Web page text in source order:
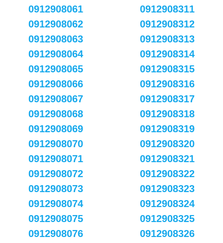
0912908061
0912908062
0912908063
0912908064
0912908065
0912908066
0912908067
0912908068
0912908069
0912908070
0912908071
0912908072
0912908073
0912908074
0912908075
0912908076
0912908311
0912908312
0912908313
0912908314
0912908315
0912908316
0912908317
0912908318
0912908319
0912908320
0912908321
0912908322
0912908323
0912908324
0912908325
0912908326